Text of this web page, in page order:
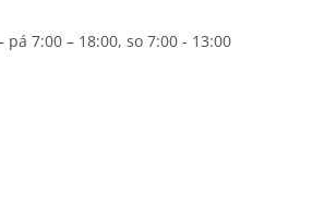
7:00 – 18:00, so 7:00 - 13:00